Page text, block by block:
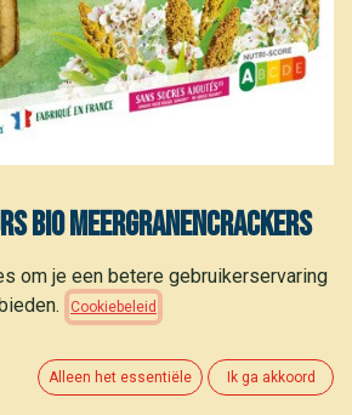
Bio meergranencrackers
om je een betere gebruikerservaring
Cookiebeleid
Alleen het essentiële Ik ga akkoord